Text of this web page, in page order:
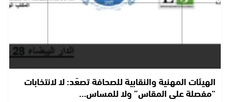
الهيئات المهنية والنقابية للصحافة تصعّد: لا لانتخابات
“مفصلة على المقاس” ولا للمساس…